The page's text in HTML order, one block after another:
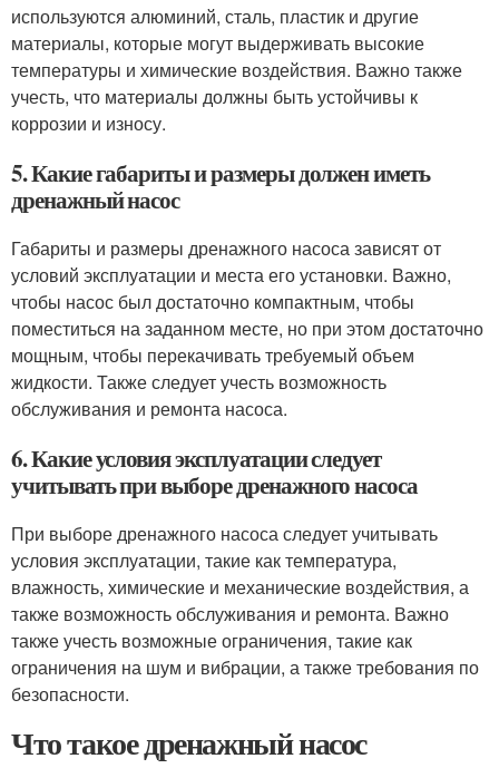
используются алюминий, сталь, пластик и другие
материалы, которые могут выдерживать высокие
температуры и химические воздействия. Важно также
учесть, что материалы должны быть устойчивы к
коррозии и износу.
5. Какие габариты и размеры должен иметь
дренажный насос
Габариты и размеры дренажного насоса зависят от
условий эксплуатации и места его установки. Важно,
чтобы насос был достаточно компактным, чтобы
поместиться на заданном месте, но при этом достаточно
мощным, чтобы перекачивать требуемый объем
жидкости. Также следует учесть возможность
обслуживания и ремонта насоса.
6. Какие условия эксплуатации следует
учитывать при выборе дренажного насоса
При выборе дренажного насоса следует учитывать
условия эксплуатации, такие как температура,
влажность, химические и механические воздействия, а
также возможность обслуживания и ремонта. Важно
также учесть возможные ограничения, такие как
ограничения на шум и вибрации, а также требования по
безопасности.
Что такое дренажный насос